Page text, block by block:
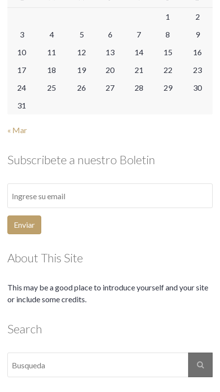
1
2
3
4 5 6 7 8
9
10
11 12 13 14 15
16
17
18 19 20 21 22
23
24
25 26 27 28 29
30
31
« Mar
Subscribete a nuestro Boletin
Enviar
About This Site
This may be a good place to introduce yourself and your site
or include some credits.
Search